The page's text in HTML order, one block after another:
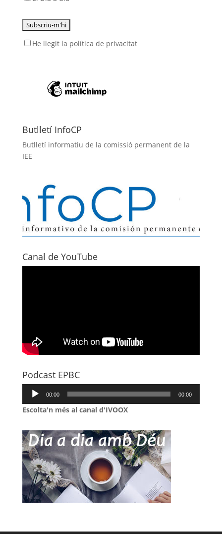
He llegit la política de privacitat
Butlletí InfoCP
Butlletí informatiu de la comissió permanent de la
IEE
Canal de YouTube
Podcast EPBC
Reproductor
d'àudio
00:00 00:00
Escolta'n més al canal d'IVOOX